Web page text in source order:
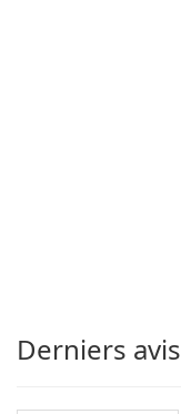
Derniers avis